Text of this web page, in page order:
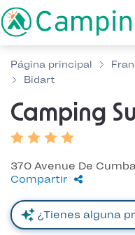
Página principal
Bidart
Camping
370 Avenue De
Compartir